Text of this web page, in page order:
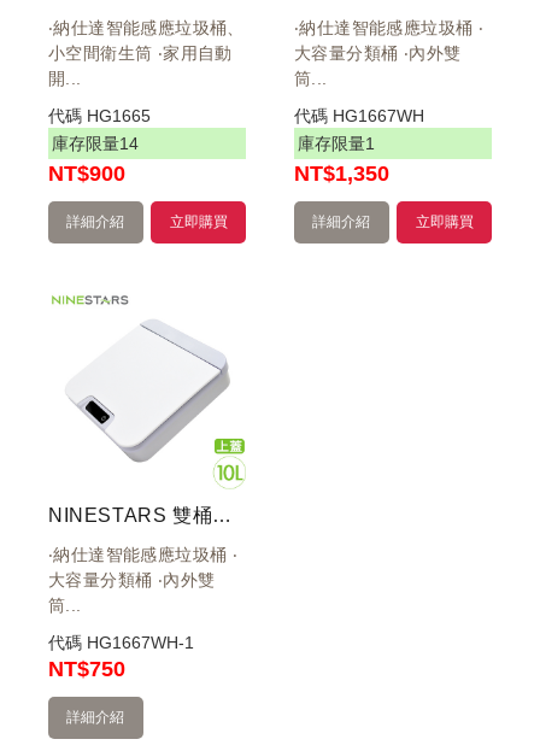
‧納仕達智能感應垃圾桶、
小空間衛生筒 ‧家用自動
開...
代碼 HG1665
庫存限量14
NT$900
立即購買
詳細介紹
‧納仕達智能感應垃圾桶 ‧
大容量分類桶 ‧內外雙
筒...
代碼 HG1667WH
庫存限量1
NT$1,350
立即購買
詳細介紹
NINESTARS 雙桶式防水感應圾垃桶 10L 白 上蓋
‧納仕達智能感應垃圾桶 ‧
大容量分類桶 ‧內外雙
筒...
代碼 HG1667WH-1
NT$750
詳細介紹